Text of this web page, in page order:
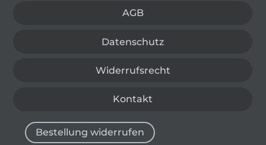
AGB
Datenschutz
Widerrufsrecht
Kontakt
Bestellung widerrufen